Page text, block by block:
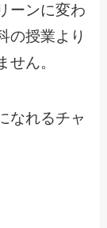
ーンに変わ
の授業より
せん。
なれるチャ